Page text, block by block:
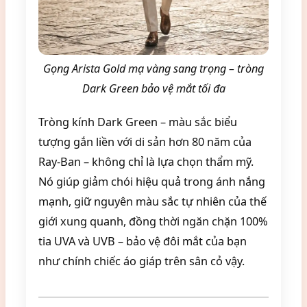
Gọng Arista Gold mạ vàng sang trọng – tròng
Dark Green bảo vệ mắt tối đa
Tròng kính Dark Green – màu sắc biểu
tượng gắn liền với di sản hơn 80 năm của
Ray-Ban – không chỉ là lựa chọn thẩm mỹ.
Nó giúp giảm chói hiệu quả trong ánh nắng
mạnh, giữ nguyên màu sắc tự nhiên của thế
giới xung quanh, đồng thời ngăn chặn 100%
tia UVA và UVB – bảo vệ đôi mắt của bạn
như chính chiếc áo giáp trên sân cỏ vậy.